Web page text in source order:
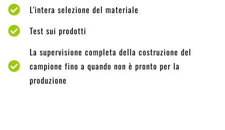
L'intera selezione del materiale
Test sui prodotti
La supervisione completa della costruzione del
campione fino a quando non è pronto per la
produzione